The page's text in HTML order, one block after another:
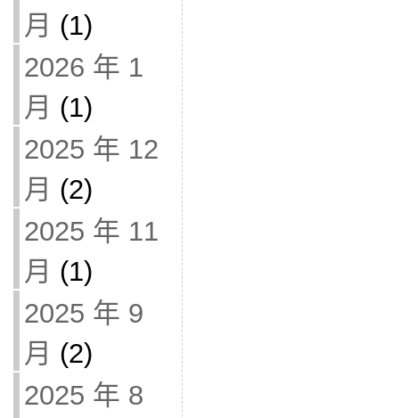
月 (1)
2026 年 1
月 (1)
2025 年 12
月 (2)
2025 年 11
月 (1)
2025 年 9
月 (2)
2025 年 8